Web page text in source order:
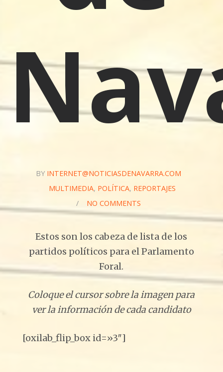
BY INTERNET@NOTICIASDENAVARRA.COM
MULTIMEDIA, POLÍTICA, REPORTAJES
/
NO COMMENTS
Estos son los cabeza de lista de los
partidos políticos para el Parlamento
Foral.
Coloque el cursor sobre la imagen para
ver la información de cada candidato
[oxilab_flip_box id=»3″]